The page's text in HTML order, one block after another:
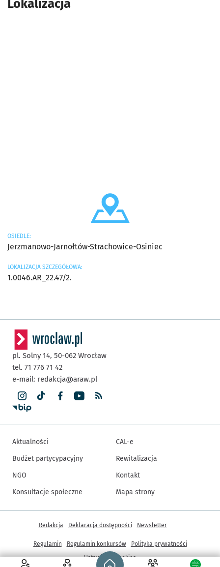
Lokalizacja
OSIEDLE:
Jerzmanowo-Jarnołtów-Strachowice-Osiniec
LOKALIZACJA SZCZEGÓŁOWA:
1.0046.AR_22.47/2.
Strona główna - wroclaw.pl
pl. Solny 14, 50-062 Wrocław
tel. 71 776 71 42
e-mail: redakcja@araw.pl
Aktualności
Budżet partycypacyjny
NGO
Konsultacje społeczne
CAL-e
Rewitalizacja
Kontakt
Mapa strony
Inne informacje
Redakcja Deklaracja dostępności Newsletter
Regulamin Regulamin konkursów
Polityka prywatności
Ustawienia cookies